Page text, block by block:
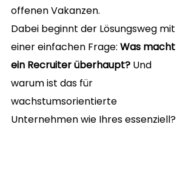
offenen Vakanzen.
Dabei beginnt der Lösungsweg mit
einer einfachen Frage: Was macht
ein Recruiter überhaupt? Und
warum ist das für
wachstumsorientierte
Unternehmen wie Ihres essenziell?